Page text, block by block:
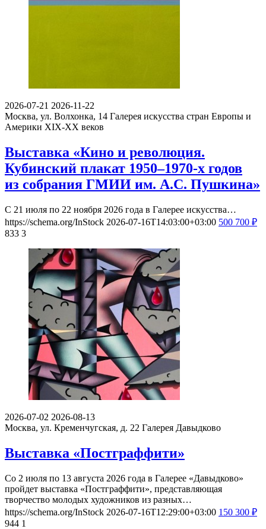
2026-07-21 2026-11-22
Москва, ул. Волхонка, 14 Галерея искусства стран Европы и
Америки XIX-ХХ веков
Выставка «Кино и революция.
Кубинский плакат 1950–1970-х годов
из собрания ГМИИ им. А.С. Пушкина»
С 21 июля по 22 ноября 2026 года в Галерее искусства…
https://schema.org/InStock 2026-07-16T14:03:00+03:00 500 700 ₽
833 3
2026-07-02 2026-08-13
Москва, ул. Кременчугская, д. 22 Галерея Давыдково
Выставка «Постграффити»
Со 2 июля по 13 августа 2026 года в Галерее «Давыдково»
пройдет выставка «Постграффити», представляющая
творчество молодых художников из разных…
https://schema.org/InStock 2026-07-16T12:29:00+03:00 150 300 ₽
944 1